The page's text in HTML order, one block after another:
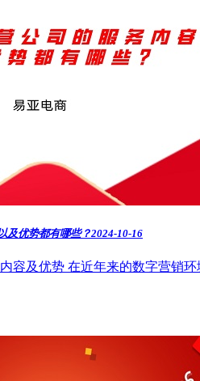
及优势都有哪些？2024-10-16
容及优势 在近年来的数字营销